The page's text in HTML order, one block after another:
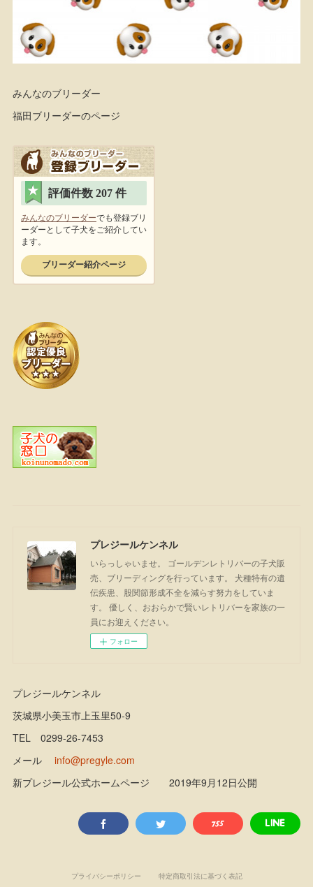
みんなのブリーダー
福田ブリーダーのページ
プレジールケンネル
いらっしゃいませ。 ゴールデンレトリバーの子犬販
売、ブリーディングを行っています。 犬種特有の遺
伝疾患、股関節形成不全を減らす努力をしていま
す。 優しく、おおらかで賢いレトリバーを家族の一
員にお迎えください。
フォロー
プレジールケンネル
茨城県小美玉市上玉里50-9
TEL 0299-26-7453
メールinfo@pregyle.com
新プレジール公式ホームページ 2019年9月12日公開
プライバシーポリシー 特定商取引法に基づく表記